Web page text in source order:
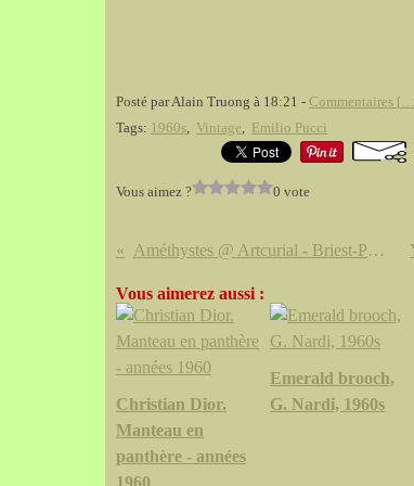
Posté par Alain Truong à 18:21 - Commentaires […
Tags: 1960s, Vintage, Emilio Pucci
Vous aimez ? 0 vote
Améthystes @ Artcurial - Briest-Poulain-F.Tajan
Vous aimerez aussi :
Christian Dior.
Manteau en
panthère - années
1960
Emerald brooch,
G. Nardi, 1960s